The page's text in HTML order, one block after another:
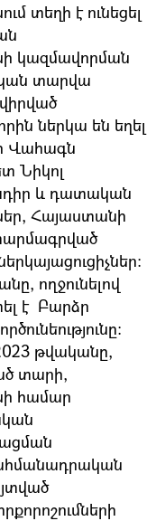
տեղի է ունեցել
կազմավորման
տարվա
ներկա են եղել
Վահագն
Նիկոլ
և դատական
Հայաստանի
ողջունելով
է Բարձր
թվականը,
տարի,
համար